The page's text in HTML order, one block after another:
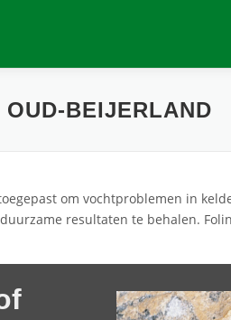
BEIJERLAND
om vochtproblemen in
resultaten te behalen.